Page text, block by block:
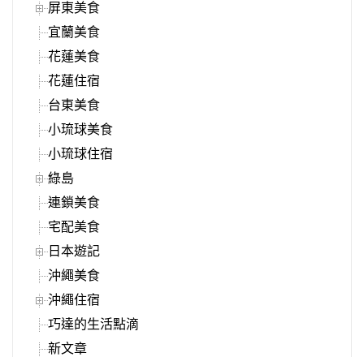
屏東美食
宜蘭美食
花蓮美食
花蓮住宿
台東美食
小琉球美食
小琉球住宿
綠島
連鎖美食
宅配美食
日本遊記
沖繩美食
沖繩住宿
巧達的生活點滴
新文章